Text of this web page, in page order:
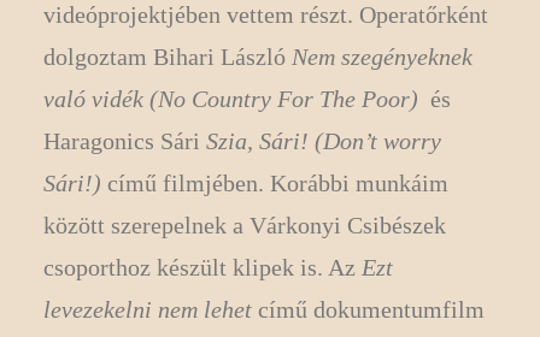
videóprojektjében vettem részt. Operatőrként
dolgoztam Bihari László Nem szegényeknek
való vidék (No Country For The Poor) és
Haragonics Sári Szia, Sári! (Don’t worry
Sári!) című filmjében. Korábbi munkáim
között szerepelnek a Várkonyi Csibészek
csoporthoz készült klipek is. Az Ezt
levezekelni nem lehet című dokumentumfilm